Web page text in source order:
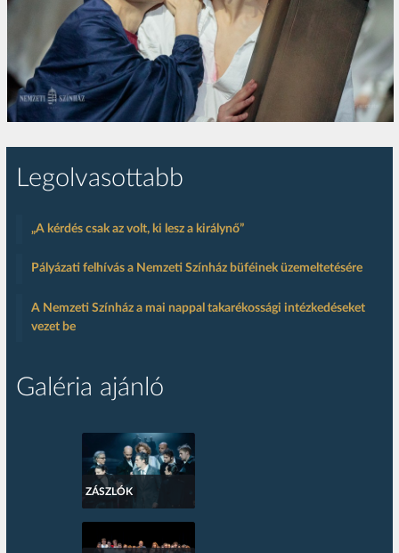
Legolvasottabb
„A kérdés csak az volt, ki lesz a királynő”
Pályázati felhívás a Nemzeti Színház büféinek üzemeltetésére
A Nemzeti Színház a mai nappal takarékossági intézkedéseket
vezet be
Galéria ajánló
ZÁSZLÓK